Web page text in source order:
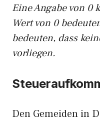
Eine Angabe von 0
Wert von 0
bedeuten, dass
vorliegen.
Den Gemeiden in